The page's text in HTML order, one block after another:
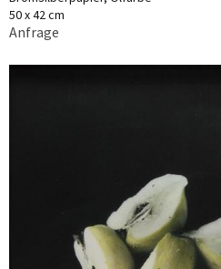
50 x 42 cm
Anfrage